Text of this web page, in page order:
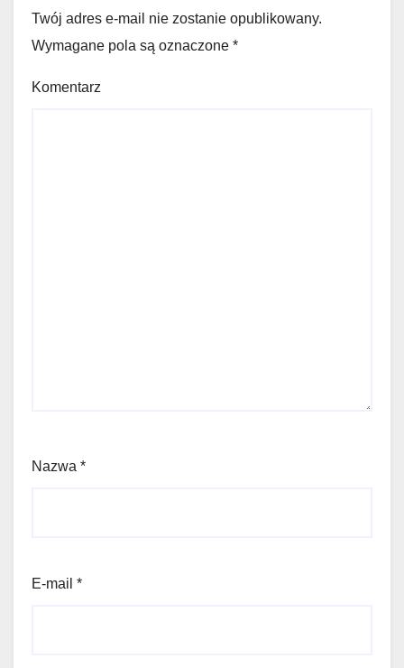
Twój adres e-mail nie zostanie opublikowany.
Wymagane pola są oznaczone *
Komentarz
Nazwa *
E-mail *